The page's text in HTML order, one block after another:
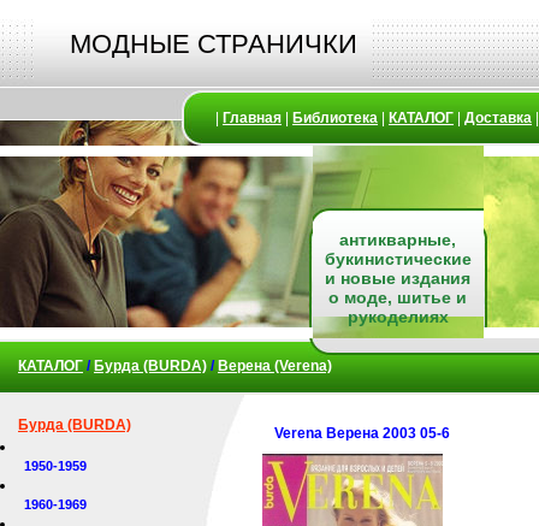
МОДНЫЕ СТРАНИЧКИ
Главная Библиотека КАТАЛОГ Доставка
антикварные,
букинистические
и новые издания
о моде, шитье и
рукоделиях
КАТАЛОГ / Бурда (BURDA) / Верена (Verena)
Бурда (BURDA)
1950-1959
1960-1969
Verena Верена 2003 05-6